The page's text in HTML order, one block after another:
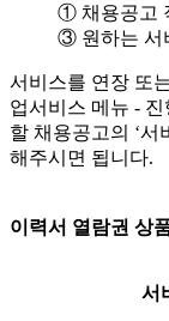
① 채용공고
③ 원하는 서
서비스를 연장 또
업서비스 메뉴 -
할 채용공고의 ‘서
해주시면 됩니다.
이력서 열람권 상
서